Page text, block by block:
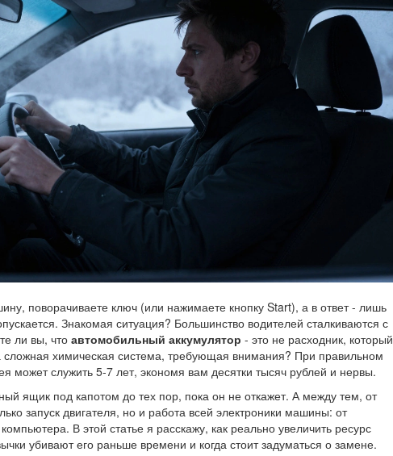
поворачиваете ключ (или нажимаете кнопку Start), а в ответ - лишь
Знакомая ситуация? Большинство водителей сталкиваются с
ли вы, что автомобильный аккумулятор - это не расходник, который
химическая система, требующая внимания? При правильном
может служить 5-7 лет, экономя вам десятки тысяч рублей и нервы.
ящик под капотом до тех пор, пока он не откажет. А между тем, от
запуск двигателя, но и работа всей электроники машины: от
В этой статье я расскажу, как реально увеличить ресурс
убивают его раньше времени и когда стоит задуматься о замене.